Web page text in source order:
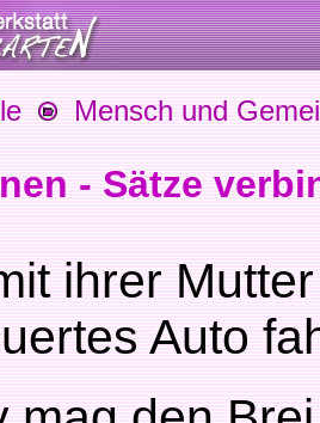
Mensch und
- Sätze
ihrer
Auto